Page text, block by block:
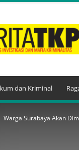
dan Kriminal
Warga Surabaya Akan